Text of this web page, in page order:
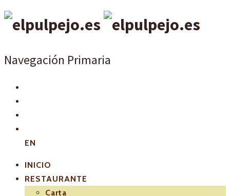
Navegación Primaria
EN
INICIO
RESTAURANTE
Carta